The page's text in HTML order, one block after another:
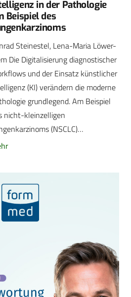
in der Pathologie
Beispiel des
Steinestel, Lena-Maria Löwer-
Die Digitalisierung diagnostischer
und der Einsatz künstlicher
(KI) verändern die moderne
grundlegend. Am Beispiel
nicht-kleinzelligen
(NSCLC)…